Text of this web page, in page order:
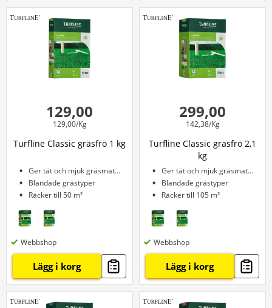
129,00
129,00/Kg
Turfline Classic gräsfrö 1 kg
Ger tät och mjuk gräsmatta
Blandade grästyper
Räcker till 50 m²
Webbshop
Lägg i korg
299,00
142,38/Kg
Turfline Classic gräsfrö 2,1
kg
Ger tät och mjuk gräsmatta
Blandade grästyper
Räcker till 105 m²
Webbshop
Lägg i korg